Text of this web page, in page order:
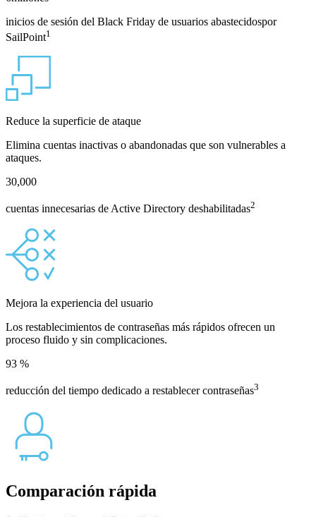
inicios de sesión del Black Friday de usuarios abastecidospor
SailPoint1
Reduce la superficie de ataque
Elimina cuentas inactivas o abandonadas que son vulnerables a
ataques.
30,000
cuentas innecesarias de Active Directory deshabilitadas2
Mejora la experiencia del usuario
Los restablecimientos de contraseñas más rápidos ofrecen un
proceso fluido y sin complicaciones.
93 %
reducción del tiempo dedicado a restablecer contraseñas3
Comparación rápida